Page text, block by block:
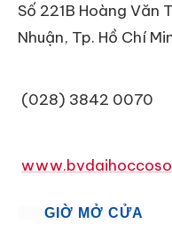
Số 221B Hoàng Văn
Nhuận, Tp. Hồ Chí
(028) 3842 0070
GIỜ MỞ CỬA